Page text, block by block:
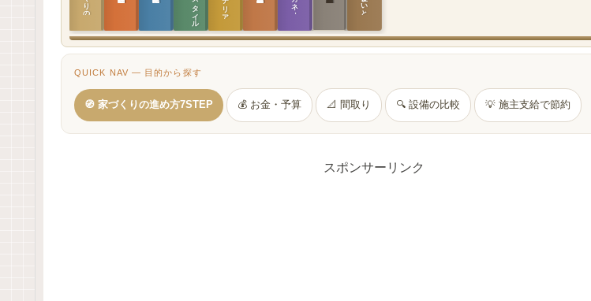
QUICK NAV — 目的から探す
🧭 家づくりの進め方7STEP 💰 お金・予算 📐 間取り 🔍 設備の比較 💡 施主支給で節約
スポンサーリンク